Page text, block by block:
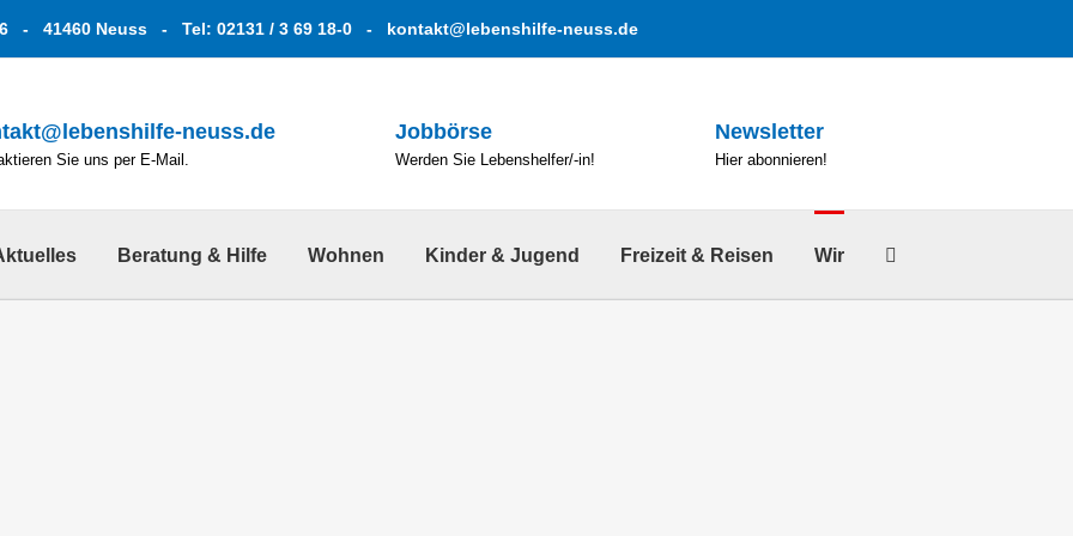
- 41460 Neuss - Tel: 02131 / 3 69 18-0 - kontakt@lebenshilfe-neuss.de
neuss.de
Sie uns per E-Mail.
Jobbörse
Werden Sie Lebenshelfer/-in!
Newsletter
Hier abonnieren!
Beratung & Hilfe Wohnen Kinder & Jugend Freizeit & Reisen Wir